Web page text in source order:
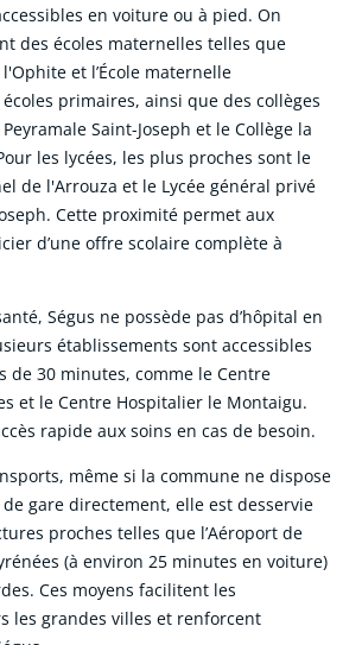
en voiture ou à pied. On
des écoles maternelles telles que
l'Ophite et l’École maternelle
primaires, ainsi que des collèges
Saint-Joseph et le Collège la
les lycées, les plus proches sont le
de l'Arrouza et le Lycée général privé
Cette proximité permet aux
d’une offre scolaire complète à
Ségus ne possède pas d’hôpital en
établissements sont accessibles
de 30 minutes, comme le Centre
et le Centre Hospitalier le Montaigu.
rapide aux soins en cas de besoin.
même si la commune ne dispose
de gare directement, elle est desservie
proches telles que l’Aéroport de
(à environ 25 minutes en voiture)
Ces moyens facilitent les
les grandes villes et renforcent